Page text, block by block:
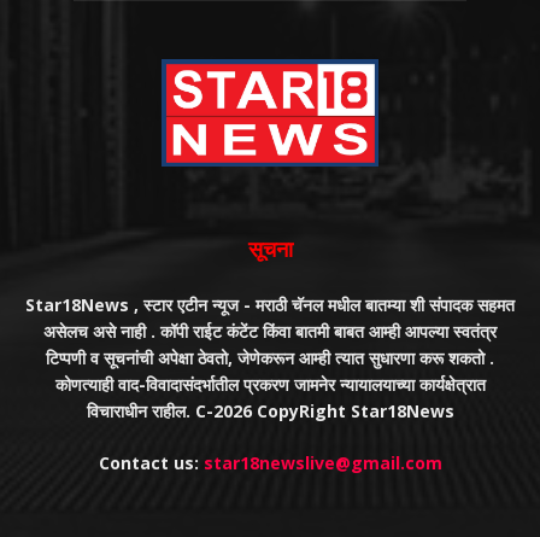
सूचना
Star18News , स्टार एटीन न्यूज - मराठी चॅनल मधील बातम्या शी संपादक सहमत
असेलच असे नाही . कॉपी राईट कंटेंट किंवा बातमी बाबत आम्ही आपल्या स्वतंत्र
टिप्पणी व सूचनांची अपेक्षा ठेवतो, जेणेकरून आम्ही त्यात सुधारणा करू शकतो .
कोणत्याही वाद-विवादासंदर्भातील प्रकरण जामनेर न्यायालयाच्या कार्यक्षेत्रात
विचाराधीन राहील. C-2026 CopyRight Star18News
Contact us: star18newslive@gmail.com